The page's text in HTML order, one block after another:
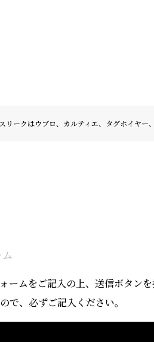
スリークはウブロ、カルティエ、タグホイヤー
ームをご記入の上、送信ボタンを
で、必ずご記入ください。